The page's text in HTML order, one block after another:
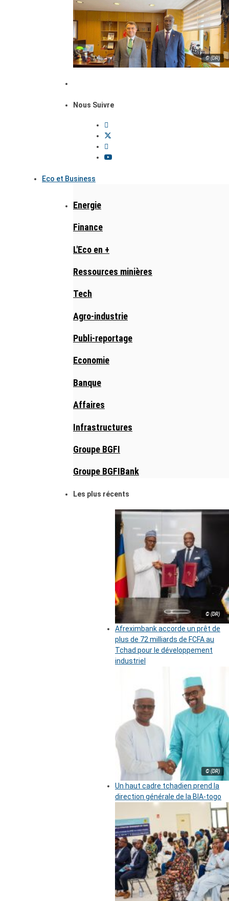
© (DR)
Nous Suivre
Eco et Business
Energie
Finance
L'Eco en +
Ressources minières
Tech
Agro-industrie
Publi-reportage
Economie
Banque
Affaires
Infrastructures
Groupe BGFI
Groupe BGFIBank
Les plus récents
© (DR)
Afreximbank accorde un prêt de
plus de 72 milliards de FCFA au
Tchad pour le développement
industriel
© (DR)
Un haut cadre tchadien prend la
direction générale de la BIA-togo